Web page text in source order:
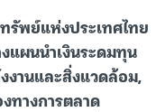
รัพย์แห่งประเทศไทย
แผนนำเงินระดมทุน
านและสิ่งแวดล้อม,
ทางการตลาด